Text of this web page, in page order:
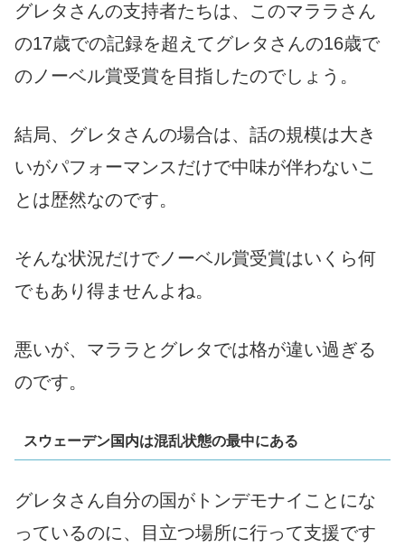
グレタさんの支持者たちは、このマララさん
の17歳での記録を超えてグレタさんの16歳で
のノーベル賞受賞を目指したのでしょう。
結局、グレタさんの場合は、話の規模は大き
いがパフォーマンスだけで中味が伴わないこ
とは歴然なのです。
そんな状況だけでノーベル賞受賞はいくら何
でもあり得ませんよね。
悪いが、マララとグレタでは格が違い過ぎる
のです。
スウェーデン国内は混乱状態の最中にある
グレタさん自分の国がトンデモナイことにな
っているのに、目立つ場所に行って支援です